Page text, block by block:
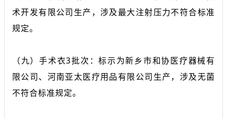
术开发有限公司生产，涉及最大注射压力不符合标准
规定。
（九）手术衣3批次：标示为新乡市和协医疗器械有
限公司、河南亚太医疗用品有限公司生产，涉及无菌
不符合标准规定。